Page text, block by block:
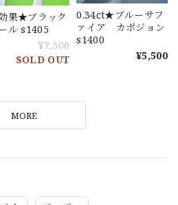
果★ブラック
オパール s1405
¥7,500
SOLD OUT
0.34ct★ブルーサフ
ァイア カポジョン
s1400
¥5,500
MORE